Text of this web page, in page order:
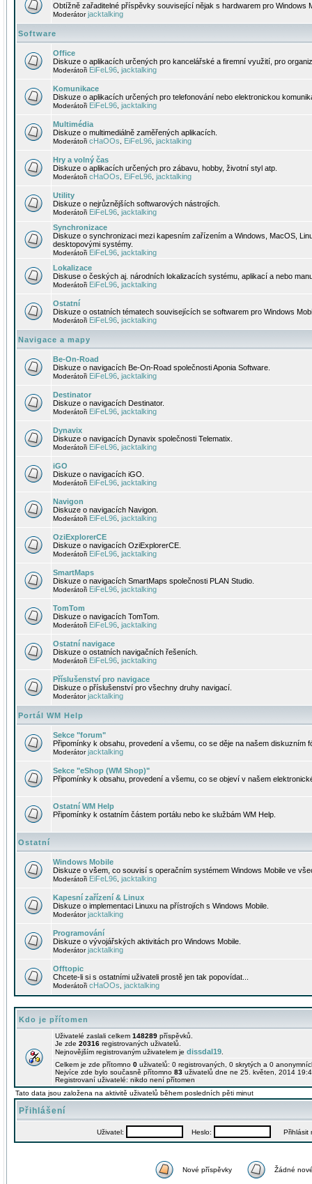
Obtížně zařaditelné příspěvky související nějak s hardwarem pro Windows
Moderátorjacktalking
Software
Office
Diskuze o aplikacích určených pro kancelářské a firemní využití, pro
Moderátoři EiFeL96 jacktalking
Komunikace
Diskuze o aplikacích určených pro telefonování nebo elektronickou
Moderátoři EiFeL96 jacktalking
Multimédia
Diskuze o multimediálně zaměřených aplikacích.
Moderátoři cHaOOs EiFeL96 jacktalking
Hry a volný čas
Diskuze o aplikacích určených pro zábavu, hobby, životní styl atp.
Moderátoři cHaOOs EiFeL96 jacktalking
Utility
Diskuze o nejrůznějších softwarových nástrojích.
Moderátoři EiFeL96 jacktalking
Synchronizace
Diskuze o synchronizaci mezi kapesním zařízením a Windows, MacOS,
desktopovými systémy.
Moderátoři EiFeL96 jacktalking
Lokalizace
Diskuse o českých aj. národních lokalizacích systému, aplikací a nebo
Moderátoři EiFeL96 jacktalking
Ostatní
Diskuze o ostatních tématech souvisejících se softwarem pro Windows
Moderátoři EiFeL96 jacktalking
Navigace a mapy
Be-On-Road
Diskuze o navigacích Be-On-Road společnosti Aponia Software.
Moderátoři EiFeL96 jacktalking
Destinator
Diskuze o navigacích Destinator.
Moderátoři EiFeL96 jacktalking
Dynavix
Diskuze o navigacích Dynavix společnosti Telematix.
Moderátoři EiFeL96 jacktalking
iGO
Diskuze o navigacích iGO.
Moderátoři EiFeL96 jacktalking
Navigon
Diskuze o navigacích Navigon.
Moderátoři EiFeL96 jacktalking
OziExplorerCE
Diskuze o navigacích OziExplorerCE.
Moderátoři EiFeL96 jacktalking
SmartMaps
Diskuze o navigacích SmartMaps společnosti PLAN Studio.
Moderátoři EiFeL96 jacktalking
TomTom
Diskuze o navigacích TomTom.
Moderátoři EiFeL96 jacktalking
Ostatní navigace
Diskuze o ostatních navigačních řešeních.
Moderátoři EiFeL96 jacktalking
Příslušenství pro navigace
Diskuze o příslušenství pro všechny druhy navigací.
Moderátorjacktalking
Portál WM Help
Sekce "forum"
Připomínky k obsahu, provedení a všemu, co se děje na našem diskuzním
Moderátorjacktalking
Sekce "eShop (WM Shop)"
Připomínky k obsahu, provedení a všemu, co se objeví v našem
Ostatní WM Help
Připomínky k ostatním částem portálu nebo ke službám WM Help.
Ostatní
Windows Mobile
Diskuze o všem, co souvisí s operačním systémem Windows Mobile ve
Moderátoři EiFeL96 jacktalking
Kapesní zařízení & Linux
Diskuze o implementaci Linuxu na přístrojích s Windows Mobile.
Moderátorjacktalking
Programování
Diskuze o vývojářských aktivitách pro Windows Mobile.
Moderátorjacktalking
Offtopic
Chcete-li si s ostatními uživateli prostě jen tak popovídat...
Moderátoři cHaOOs jacktalking
Kdo je přítomen
Uživatelé zaslali celkem 148289 příspěvků.
Je zde 20316 registrovaných uživatelů.
Nejnovějším registrovaným uživatelem je dissdal19
Celkem je zde přítomno 0 uživatelů: 0 registrovaných, 0 skrytých a 0
Nejvíce zde bylo současně přítomno 83 uživatelů dne ne 25. květen, 2014
Registrovaní uživatelé: nikdo není přítomen
Tato data jsou založena na aktivitě uživatelů během posledních pěti minut
Přihlášení
Uživatel: Heslo: Přihlásit
Nové příspěvky Žádné